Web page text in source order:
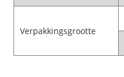
Verpakkingsgrootte